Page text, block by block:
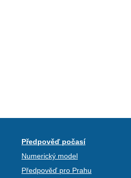
Předpověď počasí
Numerický model
Předpověď pro Prahu